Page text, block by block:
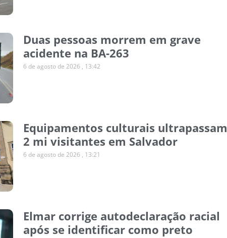
Duas pessoas morrem em grave
acidente na BA-263
6 de agosto de 2026 13:42
Equipamentos culturais ultrapassam
2 mi visitantes em Salvador
6 de agosto de 2026 13:21
Elmar corrige autodeclaração racial
após se identificar como preto